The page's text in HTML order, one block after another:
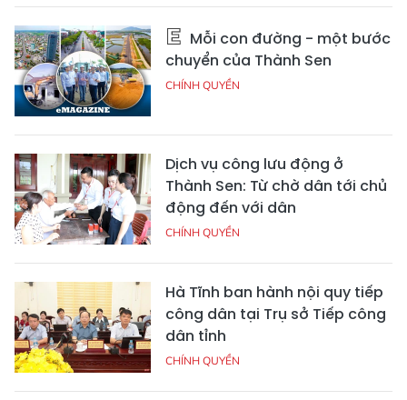
Mỗi con đường - một bước
chuyển của Thành Sen
CHÍNH QUYỀN
Dịch vụ công lưu động ở
Thành Sen: Từ chờ dân tới chủ
động đến với dân
CHÍNH QUYỀN
Hà Tĩnh ban hành nội quy tiếp
công dân tại Trụ sở Tiếp công
dân tỉnh
CHÍNH QUYỀN